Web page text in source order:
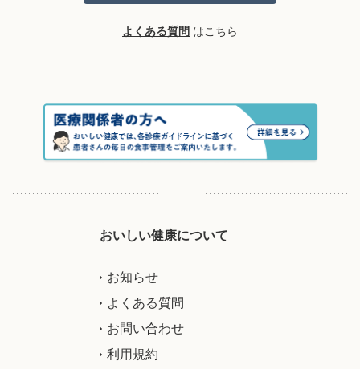
よくある質問 はこちら
おいしい健康について
お知らせ
よくある質問
お問い合わせ
利用規約